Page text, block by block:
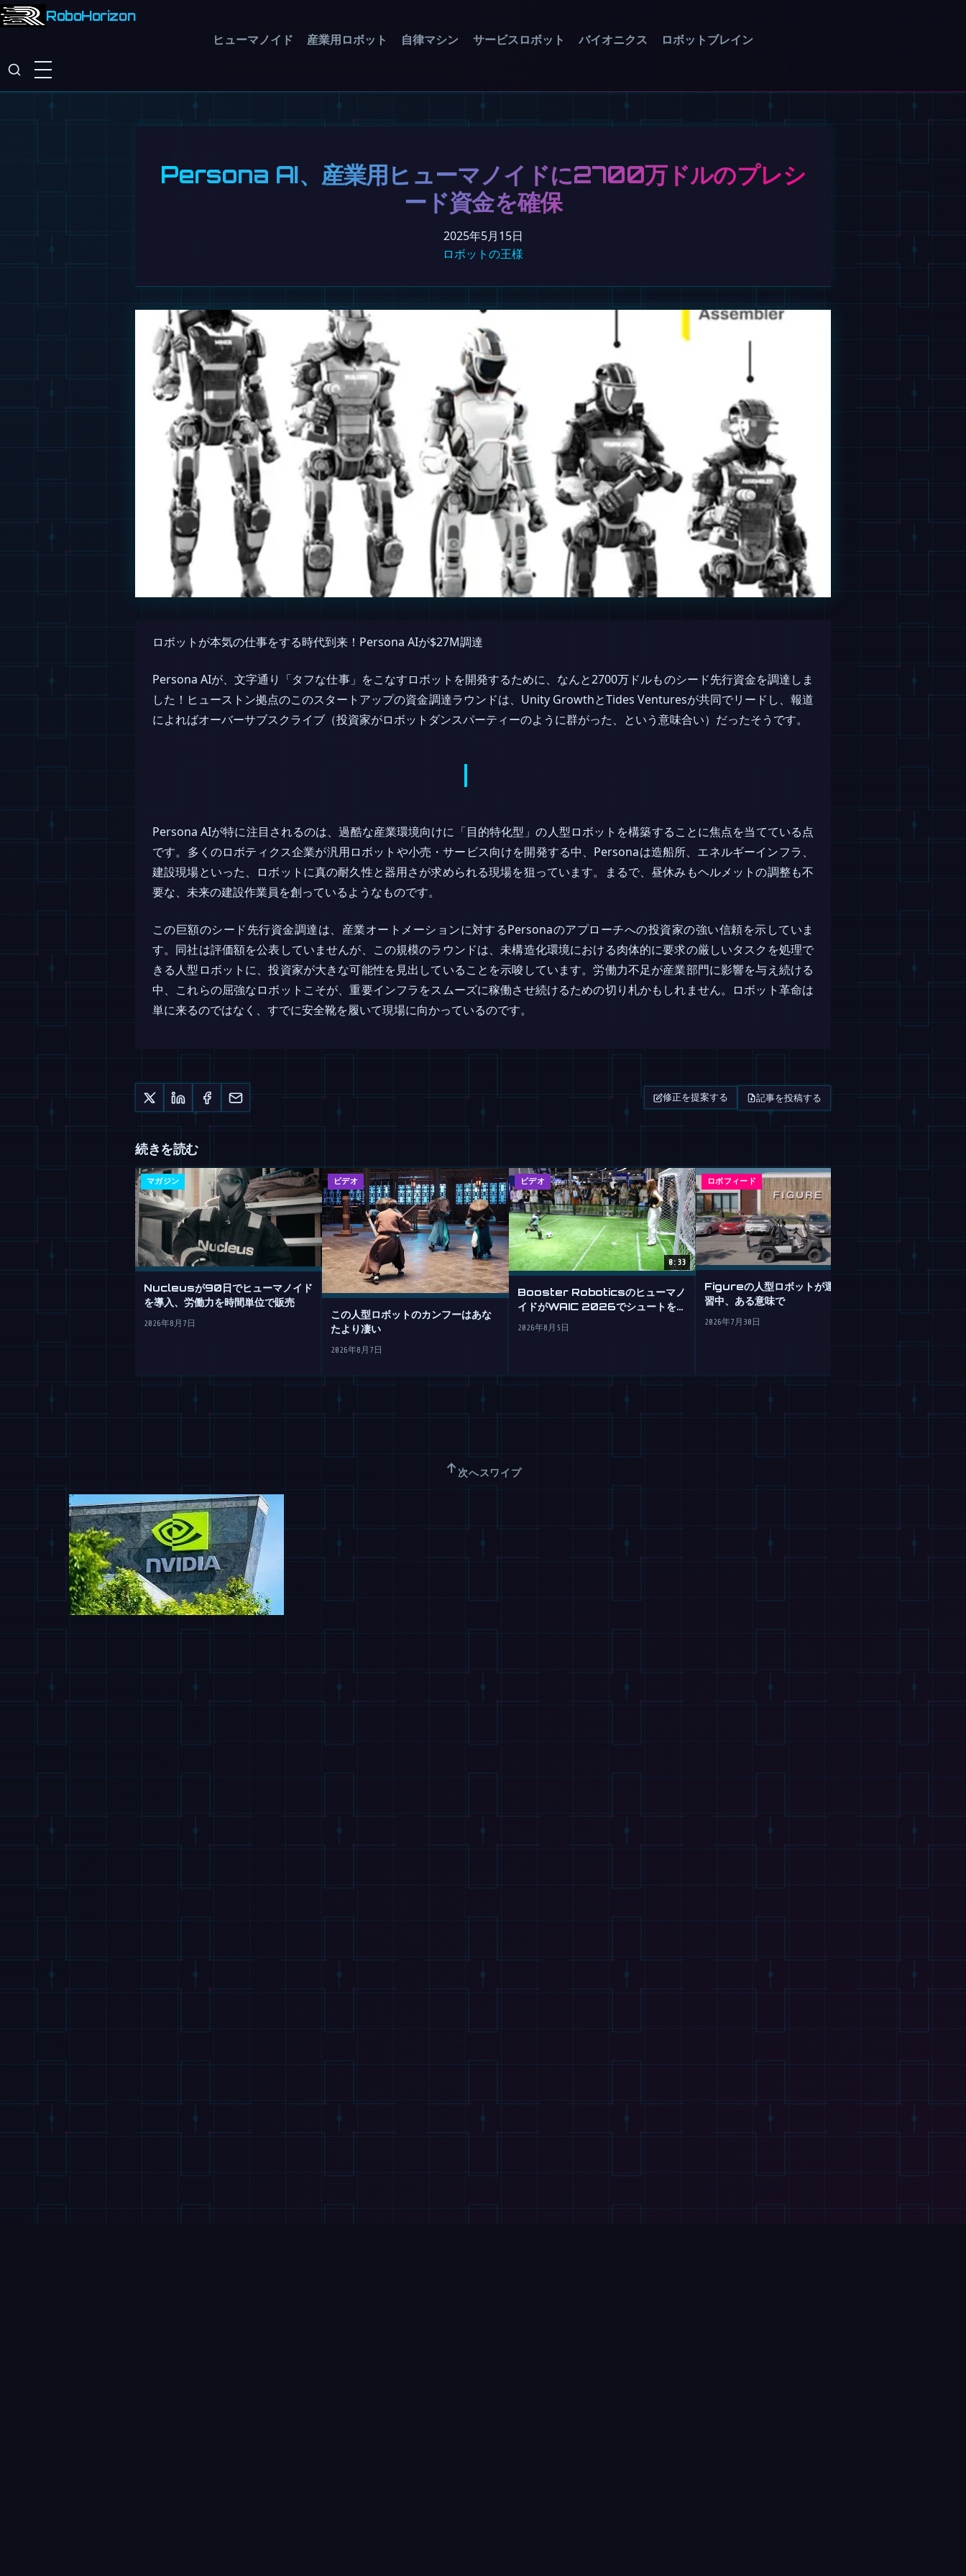
RoboHorizon
ヒューマノイド 産業用ロボット 自律マシン サービスロボット バイオニクス ロボットブレイン
Persona AI、産業用ヒューマノイドに2700万ドルのプレシ
ード資金を確保
2025年5月15日
ロボットの王様
ロボットが本気の仕事をする時代到来！Persona AIが$27M調達
Persona AIが、文字通り「タフな仕事」をこなすロボットを開発するために、なんと2700万ドルものシード先行資金を調達しま
した！ヒューストン拠点のこのスタートアップの資金調達ラウンドは、Unity GrowthとTides Venturesが共同でリードし、報道
によればオーバーサブスクライブ（投資家がロボットダンスパーティーのように群がった、という意味合い）だったそうです。
Persona AIが特に注目されるのは、過酷な産業環境向けに「目的特化型」の人型ロボットを構築することに焦点を当てている点
です。多くのロボティクス企業が汎用ロボットや小売・サービス向けを開発する中、Personaは造船所、エネルギーインフラ、
建設現場といった、ロボットに真の耐久性と器用さが求められる現場を狙っています。まるで、昼休みもヘルメットの調整も不
要な、未来の建設作業員を創っているようなものです。
この巨額のシード先行資金調達は、産業オートメーションに対するPersonaのアプローチへの投資家の強い信頼を示していま
す。同社は評価額を公表していませんが、この規模のラウンドは、未構造化環境における肉体的に要求の厳しいタスクを処理で
きる人型ロボットに、投資家が大きな可能性を見出していることを示唆しています。労働力不足が産業部門に影響を与え続ける
中、これらの屈強なロボットこそが、重要インフラをスムーズに稼働させ続けるための切り札かもしれません。ロボット革命は
単に来るのではなく、すでに安全靴を履いて現場に向かっているのです。
修正を提案する 記事を投稿する
続きを読む
マガジン
Nucleusが90日でヒューマノイド
を導入、労働力を時間単位で販売
2026年8月7日
ビデオ
この人型ロボットのカンフーはあな
たより凄い
2026年8月7日
ビデオ
0:33
Booster Roboticsのヒューマノ
イドがWAIC 2026でシュートを決
める
2026年8月5日
ロボフィード
Figureの人型ロボットが運転を学
習中、ある意味で
2026年7月30日
↑次へスワイプ